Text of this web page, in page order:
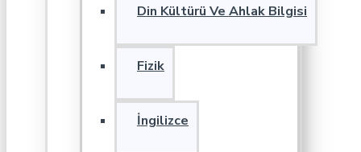
Din Kültürü Ve Ahlak Bilgisi
Fizik
İngilizce